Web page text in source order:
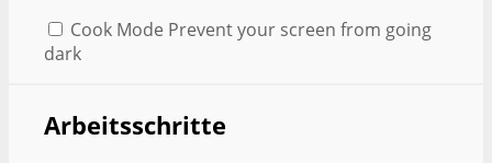
Cook Mode Prevent your screen from going
dark
Arbeitsschritte